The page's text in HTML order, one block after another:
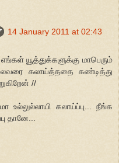
14 January 2011 at 02:43
யூத்துக்களுக்கு மாபெரும்
கலாய்த்ததை கண்டித்து
//
கலாய்ப்பு... நீங்க
தானே...